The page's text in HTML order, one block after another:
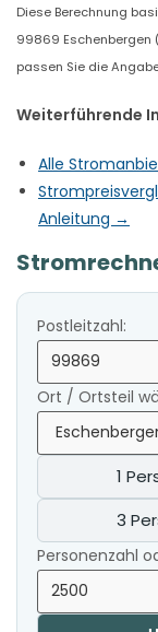
Diese Berechnung
99869 Eschenbergen
passen Sie die
Weiterführende
Alle
Anleitung →
Postleitzahl:
Ort / Ortsteil
1
3
Personenzahl